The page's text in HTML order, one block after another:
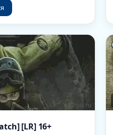
[LR] 16+